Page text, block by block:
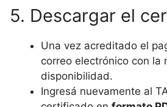
5. Descargar el
Una vez acreditado el
correo electrónico con la
disponibilidad.
Ingresá nuevamente al